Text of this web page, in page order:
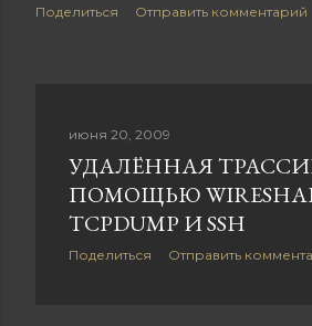
Поделиться Отправить комментарий
июня 20, 2009
УДАЛЁННАЯ
ПОМОЩЬЮ
TCPDUMP И SSH
Поделиться Отправить